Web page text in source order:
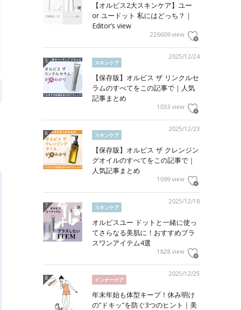
【オルビス2大スキンケア】ユー
or ユードット 私にはどっち？｜
Editor’s view
226609 view
2025/12/24
スキンケア
【保存版】オルビス ザ リンクルセ
ラムのすべてをこの記事で｜人気
記事まとめ
1033 view
2025/12/23
スキンケア
【保存版】オルビス ザ クレンジン
グオイルのすべてをこの記事で｜
人気記事まとめ
1099 view
2025/12/18
スキンケア
オルビスユー ドットと一緒に使っ
てさらなる美肌に！おすすめプラ
スワンアイテム4選
1828 view
2025/12/25
インナーケア
年末年始も体型キープ！休み明け
の“ドキッ”を防ぐ3つのヒント｜美